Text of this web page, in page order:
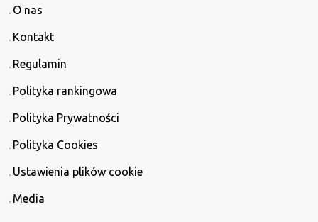
O nas
Kontakt
Regulamin
Polityka rankingowa
Polityka Prywatności
Polityka Cookies
Ustawienia plików cookie
Media